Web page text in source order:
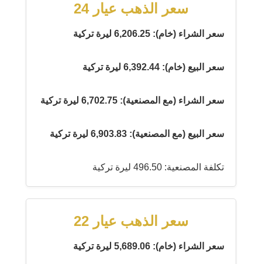
سعر الذهب عيار 24
سعر الشراء (خام): 6,206.25 ليرة تركية
سعر البيع (خام): 6,392.44 ليرة تركية
سعر الشراء (مع المصنعية): 6,702.75 ليرة تركية
سعر البيع (مع المصنعية): 6,903.83 ليرة تركية
تكلفة المصنعية: 496.50 ليرة تركية
سعر الذهب عيار 22
سعر الشراء (خام): 5,689.06 ليرة تركية